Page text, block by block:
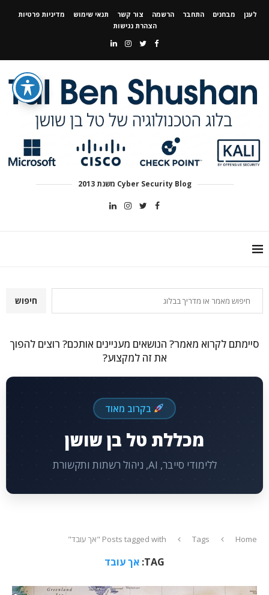
לענן מבחנים התחבר הרשמה צור קשר תנאי שימוש
מדיניות פרטיות
הצהרת נגישות
Cyber Security Blog משנת 2013
חיפוש
סיימתם לקרוא מאמר? הנושאים מעניינים אותכם? רוצים להפוך
את זה למקצוע?
בקרוב מאוד
מכללת טל בן שושן
ללימודי סייבר, AI, ניהול רשתות ותקשורת
Home
Tags Posts tagged with "אך עובד"
TAG: אך עובד